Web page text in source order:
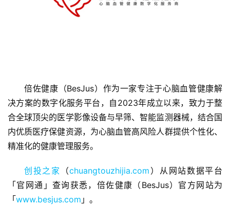
融
资
报
道
观
察
倍佐健康（BesJus）作为一家专注于心脑血管健康解
决方案的数字化服务平台，自2023年成立以来，致力于整
合全球顶尖的医学影像设备与早筛、智能监测器械，结合国
内优质医疗保健资源，为心脑血管高风险人群提供个性化、
精准化的健康管理服务。
创投之家 （chuangtouzhijia.com ）从网站数据平台
「官网通」查询获悉，倍佐健康（BesJus）官方网站为
「www.besjus.com 」。